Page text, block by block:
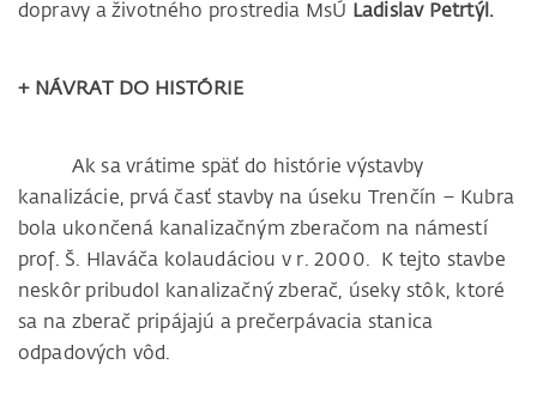
dopravy a životného prostredia MsÚ Ladislav Petrtýl.
+ NÁVRAT DO HISTÓRIE
Ak sa vrátime späť do histórie výstavby
kanalizácie, prvá časť stavby na úseku Trenčín – Kubra
bola ukončená kanalizačným zberačom na námestí
prof. Š. Hlaváča kolaudáciou v r. 2000. K tejto stavbe
neskôr pribudol kanalizačný zberač, úseky stôk, ktoré
sa na zberač pripájajú a prečerpávacia stanica
odpadových vôd.